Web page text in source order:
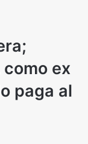
ex
paga al